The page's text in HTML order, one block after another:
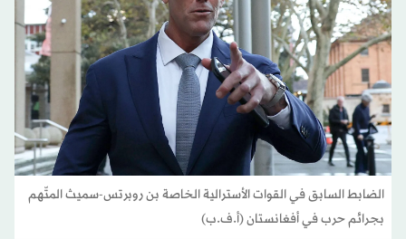
الضابط السابق في القوات الأسترالية الخاصة بن روبرتس-سميث المتّهم
بجرائم حرب في أفغانستان (أ.ف.ب)